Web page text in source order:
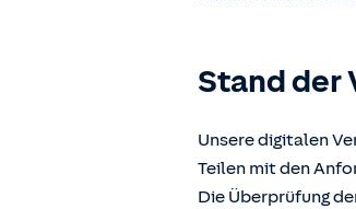
Stand der
Unsere digitalen
Teilen mit den
Die Überprüfung